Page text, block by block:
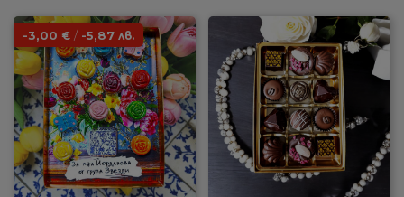
-3,00 € /-5,87 лв.